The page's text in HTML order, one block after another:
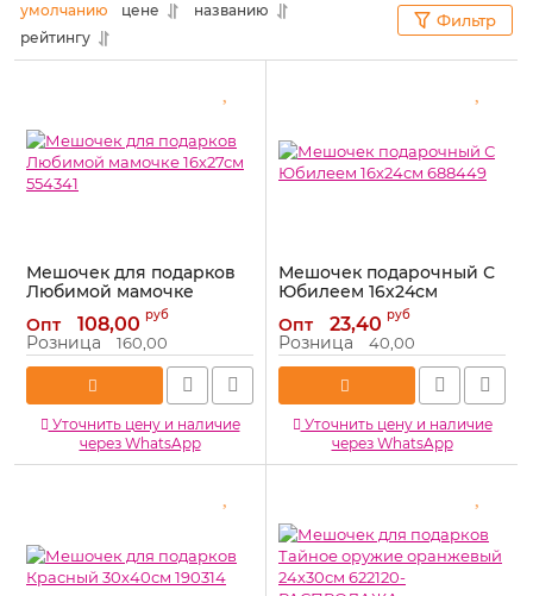
умолчанию цене
названию
рейтингу
Фильтр
Мешочек для подарков
Любимой мамочке
16х27см 554341
Артикул: 554341
Опт 108,00 руб
Розница 160,00
Уточнить цену и наличие
через WhatsApp
Мешочек подарочный С
Юбилеем 16х24см
Артикул: 688449
Опт 23,40 руб
Розница 40,00
Уточнить цену и наличие
через WhatsApp